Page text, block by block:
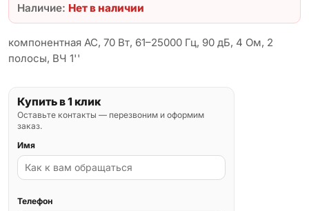
Наличие: Нет в наличии
компонентная АС, 70 Вт, 61–25000 Гц, 90 дБ, 4 Ом, 2
полосы, ВЧ 1''
Купить в 1 клик
Оставьте контакты — перезвоним и оформим
заказ.
Имя
Телефон